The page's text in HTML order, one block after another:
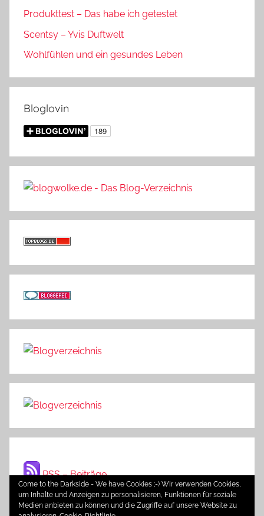
Produkttest – Das habe ich getestet
Scentsy – Yvis Duftwelt
Wohlfühlen und ein gesundes Leben
Bloglovin
RSS – Beiträge
Come to the Darkside - We have Cookies ;-) Wir verwenden Cookies,
um Inhalte und Anzeigen zu personalisieren, Funktionen für soziale
Medien anbieten zu können und die Zugriffe auf unsere Website zu